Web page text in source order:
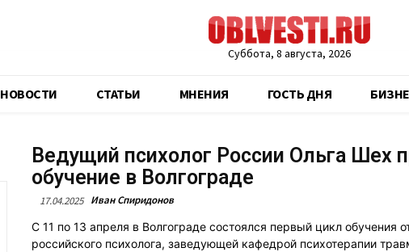
Суббота, 8 августа, 2026
НОВОСТИ CТАТЬИ МНЕНИЯ ГОСТЬ ДНЯ
Ведущий психолог России Ольга Шех
обучение в Волгограде
17.04.2025 Иван Спиридонов
С 11 по 13 апреля в Волгограде состоялся первый цикл обучения
российского психолога, заведующей кафедрой психотерапии